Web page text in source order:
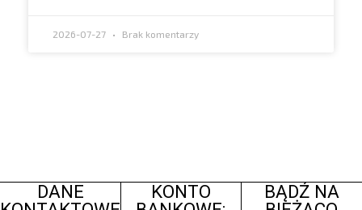
2026-07-27 Brak komentarzy
DANE
KONTO
BĄDŹ NA